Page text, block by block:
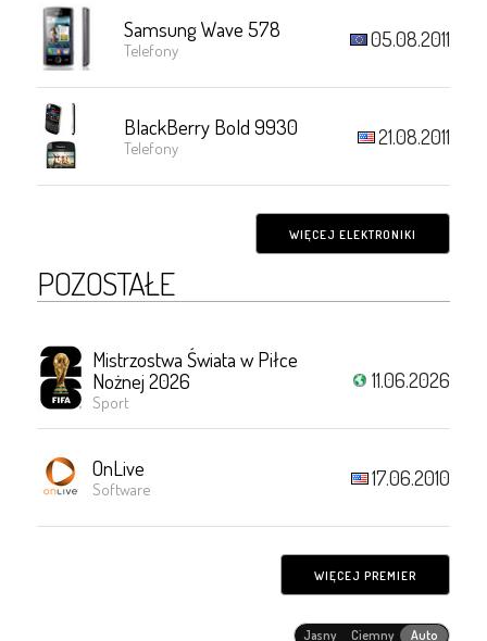
Samsung Wave 578
Telefony 05.08.2011
BlackBerry Bold 9930
Telefony 21.08.2011
WIĘCEJ ELEKTRONIKI
POZOSTAŁE
Mistrzostwa Świata w Piłce
Nożnej 2026
Sport
11.06.2026
OnLive
Software 17.06.2010
WIĘCEJ PREMIER
Jasny Ciemny Auto